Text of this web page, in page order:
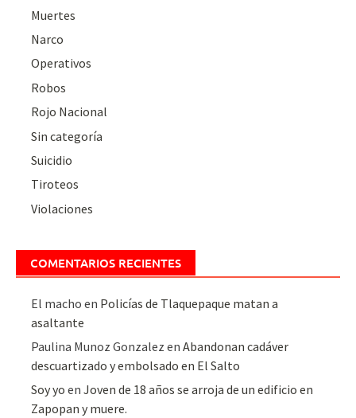
Muertes
Narco
Operativos
Robos
Rojo Nacional
Sin categoría
Suicidio
Tiroteos
Violaciones
COMENTARIOS RECIENTES
El macho en Policías de Tlaquepaque matan a
asaltante
Paulina Munoz Gonzalez enAbandonan cadáver
descuartizado y embolsado en El Salto
Soy yo enJoven de 18 años se arroja de un edificio en
Zapopan y muere.